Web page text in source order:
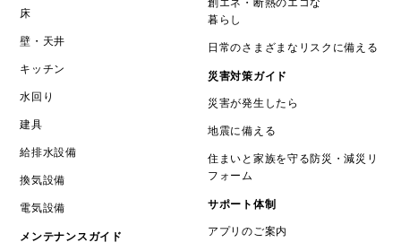
床
壁・天井
キッチン
水回り
建具
給排水設備
換気設備
電気設備
メンテナンスガイド
暮らし
日常のさまざまなリスクに備える
災害対策ガイド
災害が発生したら
地震に備える
住まいと家族を守る防災・減災リ
フォーム
サポート体制
アプリのご案内